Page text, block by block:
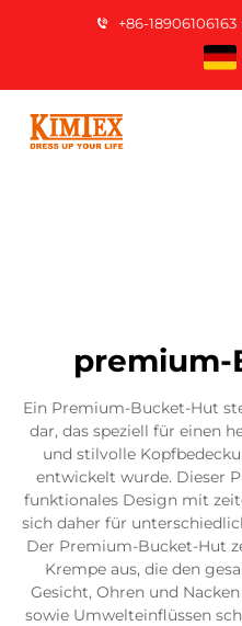
+86-18906106163
Ein Premium-Bucket-Hut
dar, das speziell für einen
und stilvolle
entwickelt wurde. Dieser
funktionales Design mit
sich daher für
Der Premium-Bucket-Hut
Krempe aus, die den
Gesicht, Ohren und
sowie Umwelteinflüssen